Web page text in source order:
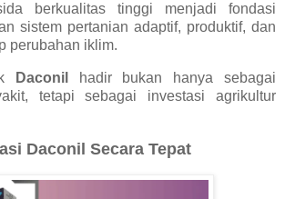
berkualitas tinggi menjadi fondasi
sistem pertanian adaptif, produktif, dan
perubahan iklim.
Daconil
hadir bukan hanya sebagai
tetapi sebagai investasi agrikultur
Daconil Secara Tepat